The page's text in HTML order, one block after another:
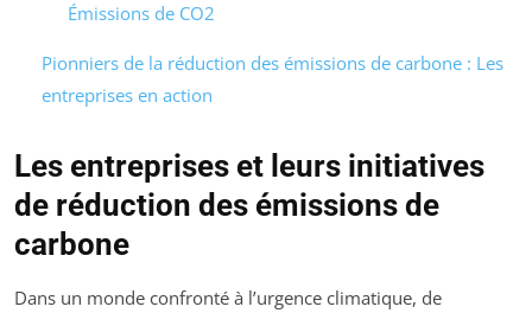
Émissions de CO2
Pionniers de la réduction des émissions de carbone : Les
entreprises en action
Les entreprises et leurs initiatives
de réduction des émissions de
carbone
Dans un monde confronté à l’urgence climatique, de